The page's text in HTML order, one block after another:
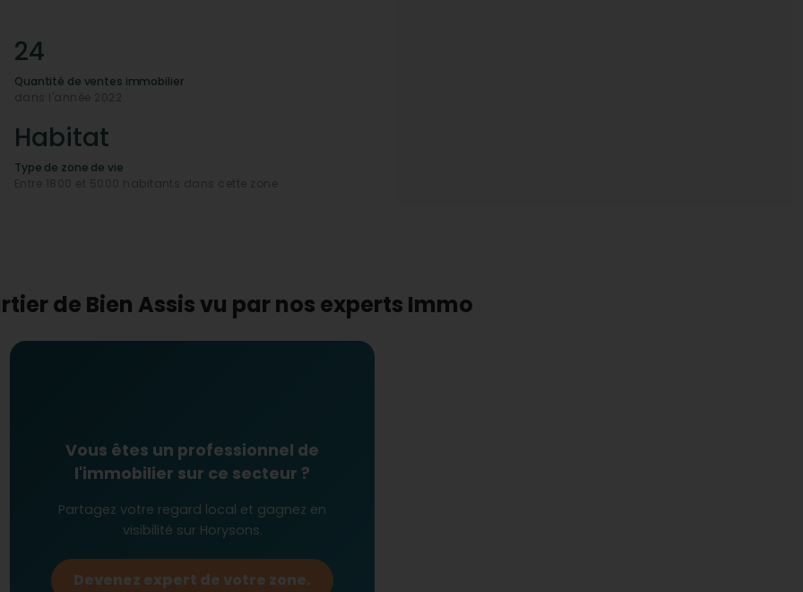
infrastructures est-elle
de santé
, incluant des spécialistes médicaux, des
les familles et les seniors, assurant des soins de
bien conçu pour les personnes à mobilité réduite, avec
intéressant à moyen terme.
24
Quantité de ventes immobilier
dans l'année 2022
Habitat
Type de zone de vie
Entre 1800 et 5000 habitants dans cette zone
de Bien Assis vu par nos experts Immo
Vous êtes un professionnel de
l'immobilier sur ce secteur ?
Partagez votre regard local et gagnez en
visibilité sur Horysons.
Devenez expert de votre zone.